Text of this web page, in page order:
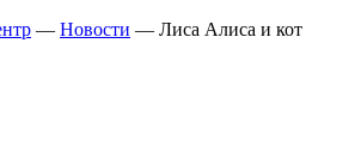
— Новости — Лиса Алиса и кот